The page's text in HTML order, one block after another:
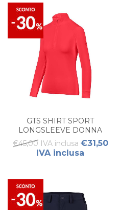
GTS SHIRT SPORT
LONGSLEEVE DONNA
€45,00 IVA inclusa €31,50
IVA inclusa